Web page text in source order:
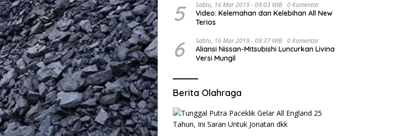
5 Sabtu, 16 Mar 2019 - 09:03 WIB 0 Komentar
Video: Kelemahan dan Kelebihan All New
Terios
6 Sabtu, 16 Mar 2019 - 09:37 WIB 0 Komentar
Aliansi Nissan-Mitsubishi Luncurkan Livina
Versi Mungil
Berita Olahraga